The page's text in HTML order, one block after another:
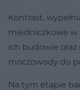
Kontrast,
miedniczkowe w
ich budowie oraz
moczowody do
Na tym etapie